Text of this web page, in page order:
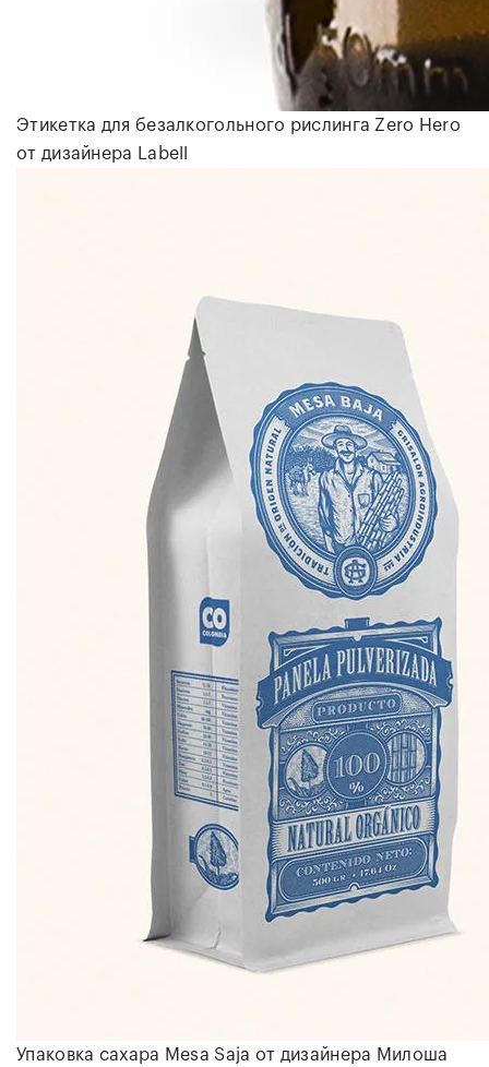
Этикетка для безалкогольного рислинга Zero Hero
от дизайнера Labell
Упаковка сахара Mesa Saja от дизайнера Милоша